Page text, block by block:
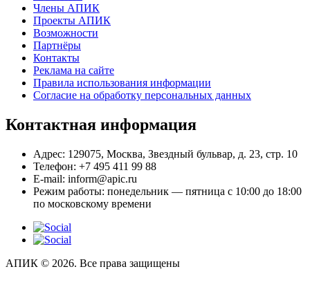
Члены АПИК
Проекты АПИК
Возможности
Партнёры
Контакты
Реклама на сайте
Правила использования информации
Согласие на обработку персональных данных
Контактная информация
Адрес: 129075, Москва, Звездный бульвар, д. 23, стр. 10
Телефон: +7 495 411 99 88
E-mail: inform@apic.ru
Режим работы: понедельник — пятница с 10:00 до 18:00
по московскому времени
АПИК © 2026. Все права защищены